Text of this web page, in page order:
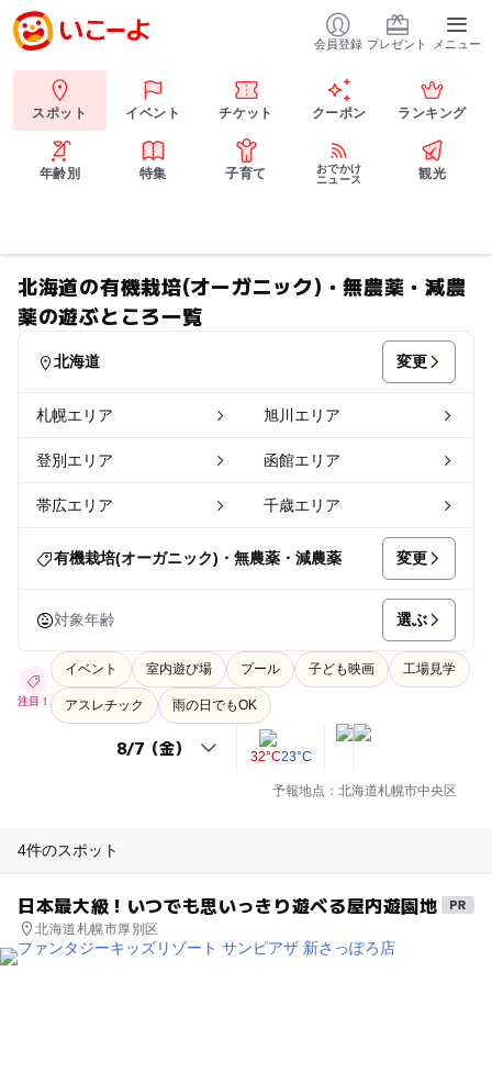
会員登録 プレゼント メニュー
スポット イベント チケット クーポン ランキング
年齢別 特集 子育て
おでかけ
ニュース
観光
北海道の有機栽培(オーガニック)・無農薬・減農
薬の遊ぶところ一覧
北海道 変更
札幌エリア 旭川エリア
登別エリア 函館エリア
帯広エリア 千歳エリア
有機栽培(オーガニック)・無農薬・減農薬 変更
対象年齢 選ぶ
注目！
イベント 室内遊び場 プール 子ども映画 工場見学
アスレチック 雨の日でもOK
32°C23°C
予報地点：北海道札幌市中央区
4件のスポット
日本最大級！いつでも思いっきり遊べる屋内遊園地
北海道札幌市厚別区